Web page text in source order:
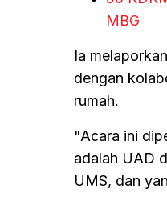
MBG
Ia
dengan
rumah.
"Acara ini
adalah UAD
UMS, dan